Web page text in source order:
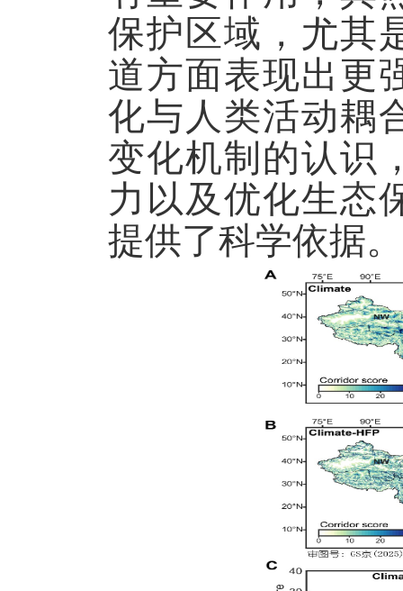
保护区域，尤其
道方面表现出更
化与人类活动耦
变化机制的认识
力以及优化生态
提供了科学依据。